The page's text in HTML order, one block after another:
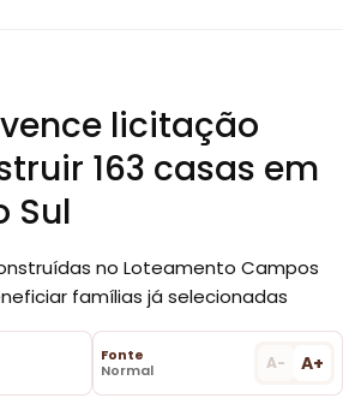
licitação
163 casas em
Sul
no Loteamento Campos
famílias já selecionadas
Fonte
Normal
A- A+